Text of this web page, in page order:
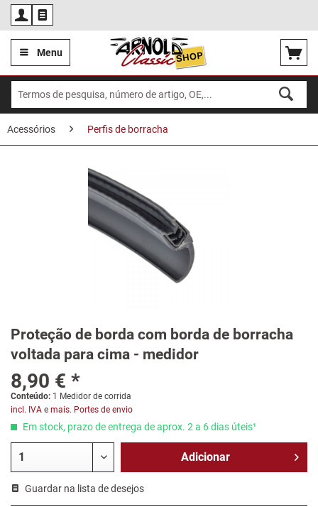
Menu
Acessórios Perfis de borracha
Proteção de borda com borda de borracha
voltada para cima - medidor
8,90 € *
Conteúdo: 1 Medidor de corrida
incl. IVA e mais. Portes de envio
Em stock, prazo de entrega de aprox. 2 a 6 dias úteis¹
Adicionar
Guardar na lista de desejos